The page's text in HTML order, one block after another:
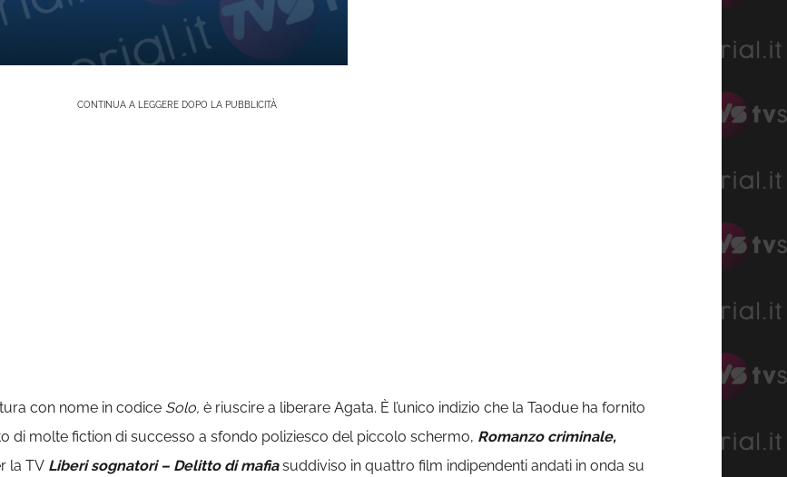
CONTINUA A LEGGERE DOPO LA PUBBLICITÀ
con nome in codice Solo, è riuscire a liberare Agata. È l’unico indizio che la Taodue ha fornito
di molte fiction di successo a sfondo poliziesco del piccolo schermo, Romanzo criminale,
la TV Liberi sognatori – Delitto di mafia suddiviso in quattro film indipendenti andati in onda su